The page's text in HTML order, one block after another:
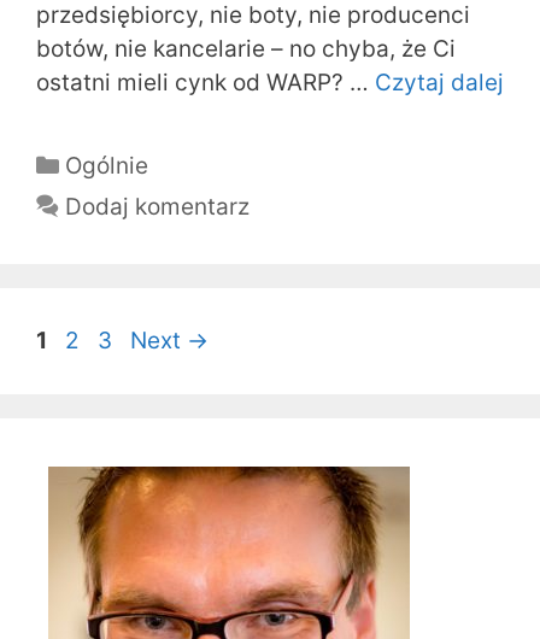
przedsiębiorcy, nie boty, nie producenci
botów, nie kancelarie – no chyba, że Ci
ostatni mieli cynk od WARP? … Czytaj dalej
Kategorie
Ogólnie
Dodaj komentarz
Nawigacja
Page
1 Page
2 Page
3 Next →